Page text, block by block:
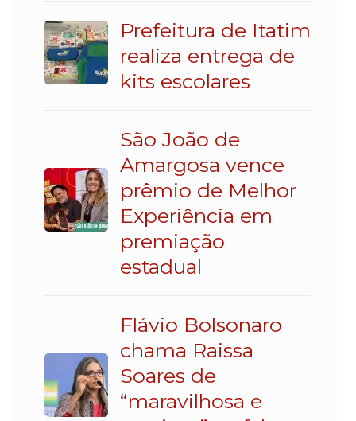
Prefeitura de Itatim
realiza entrega de
kits escolares
São João de
Amargosa vence
prêmio de Melhor
Experiência em
premiação
estadual
Flávio Bolsonaro
chama Raissa
Soares de
“maravilhosa e